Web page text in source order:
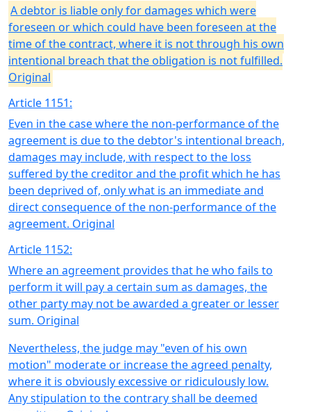
A debtor is liable only for damages which were
foreseen or which could have been foreseen at the
time of the contract, where it is not through his own
intentional breach that the obligation is not fulfilled.
Original
Article 1151:
Even in the case where the non-performance of the
agreement is due to the debtor's intentional breach,
damages may include, with respect to the loss
suffered by the creditor and the profit which he has
been deprived of, only what is an immediate and
direct consequence of the non-performance of the
agreement. Original
Article 1152:
Where an agreement provides that he who fails to
perform it will pay a certain sum as damages, the
other party may not be awarded a greater or lesser
sum. Original
Nevertheless, the judge may "even of his own
motion" moderate or increase the agreed penalty,
where it is obviously excessive or ridiculously low.
Any stipulation to the contrary shall be deemed